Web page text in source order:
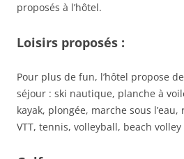
proposés à l’hôtel.
Loisirs proposés :
Pour plus de fun, l’hôtel propose
séjour : ski nautique, planche à
kayak, plongée, marche sous
VTT, tennis, volleyball, beach